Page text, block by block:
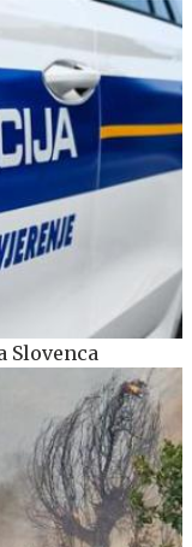
Slovenca